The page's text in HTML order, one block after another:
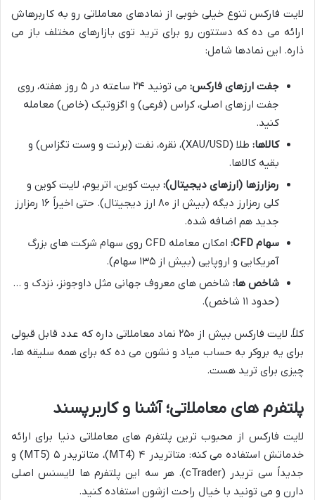
لایت فارکس تنوع خیلی خوبی از نمادهای معاملاتی رو به کاربرهاش
ارائه می ده که دستتون رو برای ترید توی بازارهای مختلف باز می
ذاره. این نمادها شامل:
جفت ارزهای فارکس:
می تونید ۲۴ ساعته در ۵ روز هفته، روی
جفت ارزهای اصلی، کراس (فرعی) و اگزوتیک (خاص) معامله
کنید.
کالاها:
طلا (XAU/USD)، نقره، نفت (برنت و وست تگزاس) و
بقیه کالاها.
رمزارزها (ارزهای دیجیتال): بیت کوین، اتریوم، لایت کوین و
کلی رمزارز دیگه (بیش از ۸۰ ارز دیجیتال). حتی اخیراً ۱۶ رمزارز
جدید هم اضافه شده.
سهام CFD:
امکان معامله CFD روی سهام شرکت های بزرگ
آمریکایی و اروپایی (بیش از ۱۳۵ سهام).
شاخص ها: شاخص های معروف جهانی مثل داوجونز، نزدک و …
(حدود ۱۱ شاخص).
کلاً، لایت فارکس بیش از ۲۵۰ نماد معاملاتی داره که عدد قابل قبولی
برای یه بروکر به حساب میاد و نشون می ده که برای همه سلیقه ها،
چیزی برای ترید هست.
پلتفرم های معاملاتی؛ آشنا و کاربرپسند
لایت فارکس از محبوب ترین پلتفرم های معاملاتی دنیا برای ارائه
خدماتش استفاده می کنه: متاتریدر ۴ (MT4)، متاتریدر ۵ (MT5) و
جدیداً سی تریدر (cTrader). هر سه این پلتفرم ها لایسنس اصلی
دارن و می تونید با خیال راحت ازشون استفاده کنید.